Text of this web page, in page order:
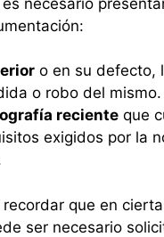
o en su defecto,
o robo del mismo.
reciente que
exigidos por la
que en
ser necesario